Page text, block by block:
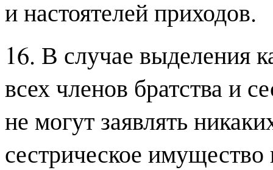
и настоятелей приходов.
16. В случае выделения
всех членов братства и
не могут заявлять
сестрическое имущество